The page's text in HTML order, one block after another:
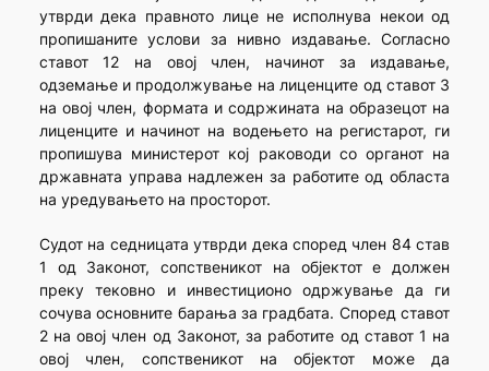
утврди дека правното лице не исполнува некои од
пропишаните услови за нивно издавање. Согласно
ставот 12 на овој член, начинот за издавање,
одземање и продолжување на лиценците од ставот 3
на овој член, формата и содржината на образецот на
лиценците и начинот на водењето на регистарот, ги
пропишува министерот кој раководи со органот на
државната управа надлежен за работите од областа
на уредувањето на просторот.
Судот на седницата утврди дека според член 84 став
1 од Законот, сопственикот на објектот е должен
преку тековно и инвестиционо одржување да ги
сочува основните барања за градбата. Според ставот
2 на овој член од Законот, за работите од ставот 1 на
овој член, сопственикот на објектот може да